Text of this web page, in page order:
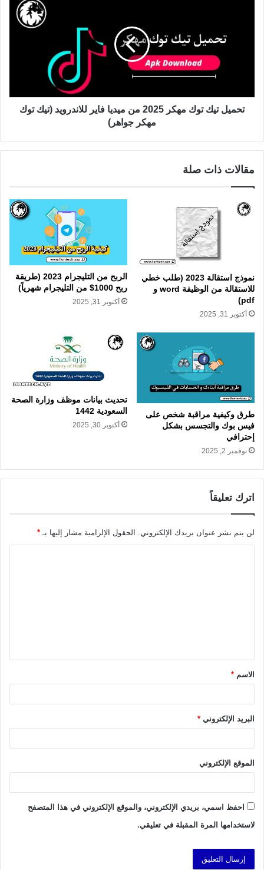
تحميل تيك توك مهكر 2025 من ميديا فاير للاندرويد (تيك توك
مهكر جواهر)
مقالات ذات صلة
نموذج استقالة 2023 (طلب خطي
للاستقالة من الوظيفة word و
pdf)
أكتوبر 31, 2025
الربح من التليجرام 2023 (طريقة
ربح 1000$ من التليجرام شهرياً)
أكتوبر 31, 2025
طرق وكيفية مراقبة شخص على
فيس بوك والتجسس بشكل
إحترافي
نوفمبر 2, 2025
تحديث بيانات موظف وزارة الصحة
السعودية 1442
أكتوبر 30, 2025
اترك تعليقاً
لن يتم نشر عنوان بريدك الإلكتروني. الحقول الإلزامية مشار إليها بـ *
ق
*الاسم *
البريد الإلكتروني *
الموقع الإلكتروني
احفظ اسمي، بريدي الإلكتروني، والموقع الإلكتروني في هذا المتصفح
لاستخدامها المرة المقبلة في تعليقي.